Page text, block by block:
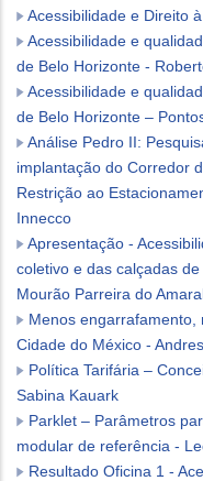
Acessibilidade e Direito
Acessibilidade e
de Belo Horizonte -
Acessibilidade e
de Belo Horizonte –
Análise Pedro II:
implantação do Corredor
Restrição ao
Innecco
Apresentação -
coletivo e das calçadas
Mourão Parreira do
Menos engarrafamento,
Cidade do México -
Política Tarifária –
Sabina Kauark
Parklet – Parâmetros
modular de referência -
Resultado Oficina 1 -